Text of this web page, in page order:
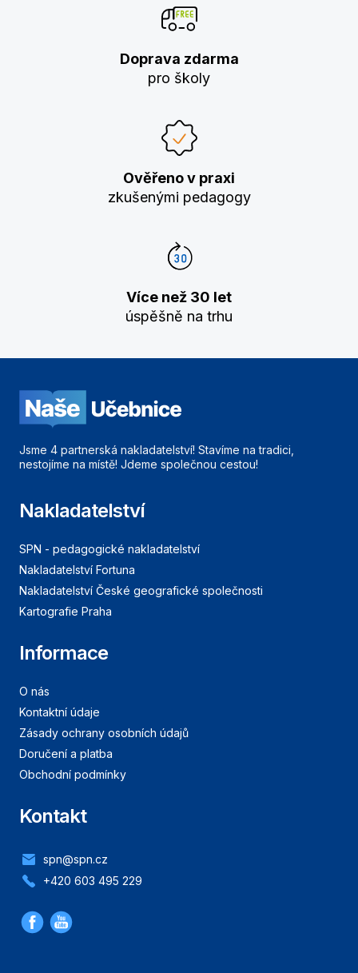
Doprava zdarma
pro školy
Ověřeno v praxi
zkušenými pedagogy
Více než 30 let
úspěšně na trhu
Jsme 4 partnerská nakladatelství! Stavíme na tradici,
nestojíme na místě! Jdeme společnou cestou!
Nakladatelství
SPN - pedagogické nakladatelství
Nakladatelství Fortuna
Nakladatelství České geografické společnosti
Kartografie Praha
Informace
O nás
Kontaktní údaje
Zásady ochrany osobních údajů
Doručení a platba
Obchodní podmínky
Kontakt
spn@spn.cz
+420 603 495 229